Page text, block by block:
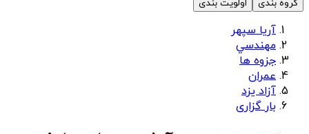
گروه بندی اولویت بندی
آریا سپهر
مهندسي
جزوه ها
عمران
آزاد یزد
بار گزاری